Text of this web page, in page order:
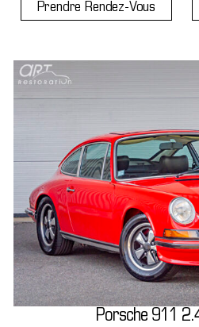
Prendre Rendez-Vous
Porsche 911